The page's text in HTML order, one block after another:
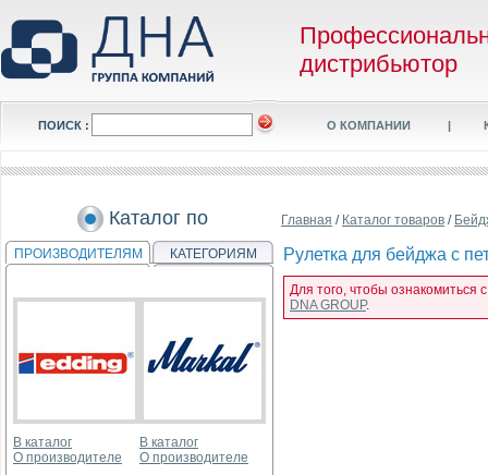
дистрибьютор
ПОИСК : О КОМПАНИИ |
Каталог по
ПРОИЗВОДИТЕЛЯМ КАТЕГОРИЯМ
В каталог
О производителе
В каталог
О производителе
Главная / Каталог товаров /
Рулетка для бейджа с
Для того, чтобы ознакомиться
DNA GROUP.